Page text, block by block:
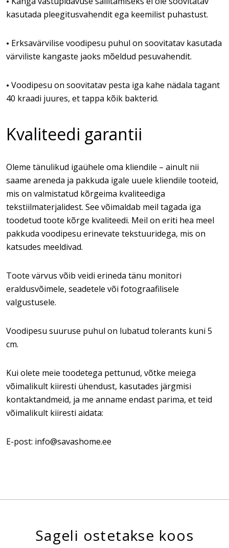
kasutada pleegitusvahendit ega keemilist puhastust.
• Erksavärvilise voodipesu puhul on soovitatav kasutada
värviliste kangaste jaoks mõeldud pesuvahendit.
• Voodipesu on soovitatav pesta iga kahe nädala tagant
40 kraadi juures, et tappa kõik bakterid.
Kvaliteedi garantii
Oleme tänulikud igaühele oma kliendile – ainult nii
saame areneda ja pakkuda igale uuele kliendile tooteid,
mis on valmistatud kõrgeima kvaliteediga
tekstiilmaterjalidest. See võimaldab meil tagada iga
toodetud toote kõrge kvaliteedi. Meil on eriti hea meel
pakkuda voodipesu erinevate tekstuuridega, mis on
katsudes meeldivad.
Toote värvus võib veidi erineda tänu monitori
eraldusvõimele, seadetele või fotograafilisele
valgustusele.
Voodipesu suuruse puhul on lubatud tolerants kuni 5
cm.
Kui olete meie toodetega pettunud, võtke meiega
võimalikult kiiresti ühendust, kasutades järgmisi
kontaktandmeid, ja me anname endast parima, et teid
võimalikult kiiresti aidata:
E-post: info@savashome.ee
Sageli ostetakse koos